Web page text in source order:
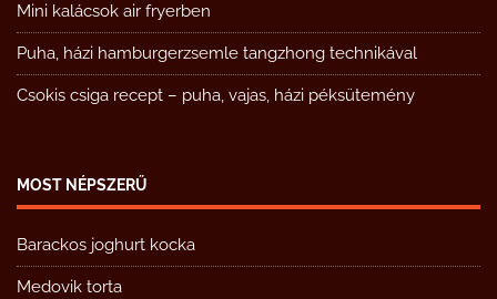
Mini kalácsok air fryerben
Puha, házi hamburgerzsemle tangzhong technikával
Csokis csiga recept – puha, vajas, házi péksütemény
MOST NÉPSZERŰ
Barackos joghurt kocka
Medovik torta